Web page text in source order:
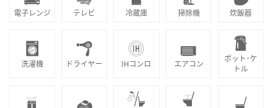
電子レンジ テレビ 冷蔵庫 掃除機 炊飯器
洗濯機 ドライヤー IHコンロ エアコン
ポット･ケ
トル